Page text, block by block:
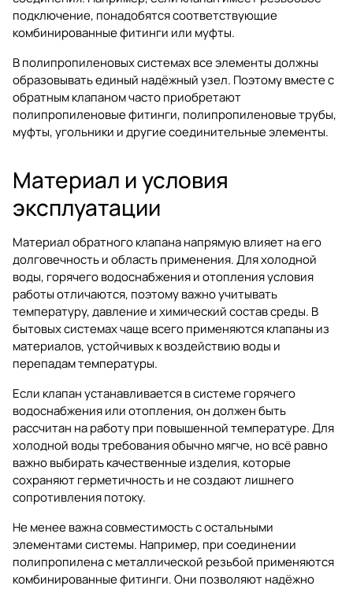
подключение, понадобятся соответствующие
комбинированные фитинги или муфты.
В полипропиленовых системах все элементы должны
образовывать единый надёжный узел. Поэтому вместе с
обратным клапаном часто приобретают
полипропиленовые фитинги, полипропиленовые трубы,
муфты,угольники и другие соединительные элементы.
Материал и условия
эксплуатации
Материал обратного клапана напрямую влияет на его
долговечность и область применения. Для холодной
воды, горячего водоснабжения и отопления условия
работы отличаются, поэтому важно учитывать
температуру, давление и химический состав среды. В
бытовых системах чаще всего применяются клапаны из
материалов, устойчивых к воздействию воды и
перепадам температуры.
Если клапан устанавливается в системе горячего
водоснабжения или отопления, он должен быть
рассчитан на работу при повышенной температуре. Для
холодной воды требования обычно мягче, но всё равно
важно выбирать качественные изделия, которые
сохраняют герметичность и не создают лишнего
сопротивления потоку.
Не менее важна совместимость с остальными
элементами системы. Например, при соединении
полипропилена с металлической резьбой применяются
комбинированные фитинги. Они позволяют надёжно